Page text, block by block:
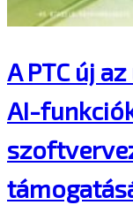
A PTC új
AI-